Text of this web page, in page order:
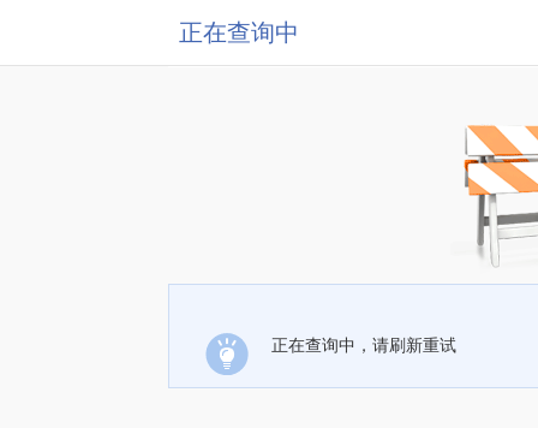
正在查询中
正在查询中，请刷新重试